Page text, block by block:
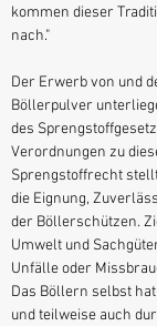
kommen dieser
nach."
Der Erwerb von und
Böllerpulver
des
Verordnungen zu
Sprengstoffrecht
die Eignung,
der Böllerschützen.
Umwelt und
Unfälle oder
Das Böllern selbst
und teilweise auch